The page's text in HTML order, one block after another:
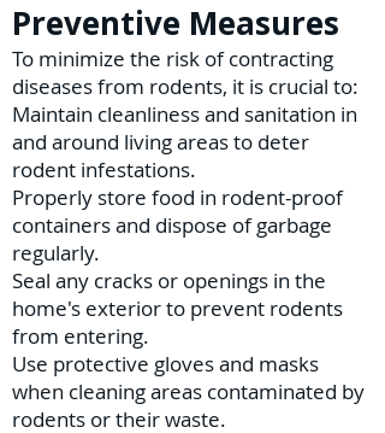
Preventive Measures
To minimize the risk of contracting
diseases from rodents, it is crucial to:
Maintain cleanliness and sanitation in
and around living areas to deter
rodent infestations.
Properly store food in rodent-proof
containers and dispose of garbage
regularly.
Seal any cracks or openings in the
home's exterior to prevent rodents
from entering.
Use protective gloves and masks
when cleaning areas contaminated by
rodents or their waste.